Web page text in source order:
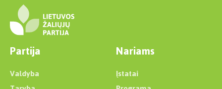
Partija
Valdyba
Nariams
Įstatai